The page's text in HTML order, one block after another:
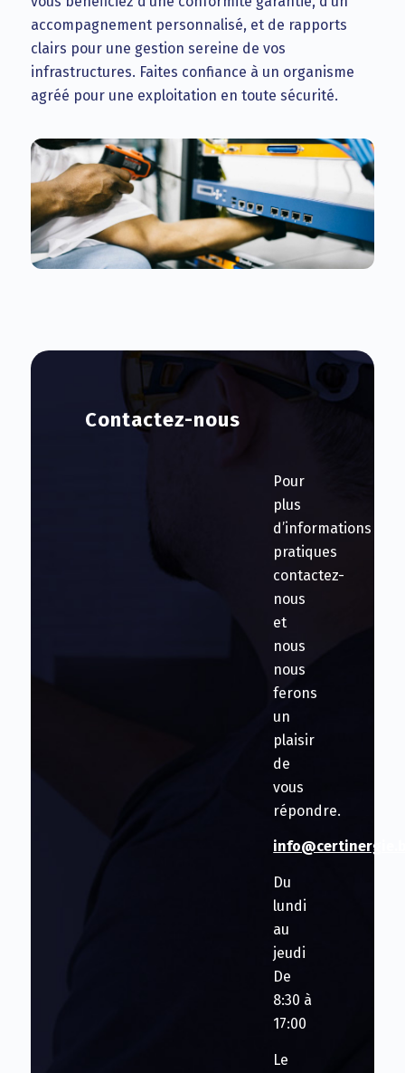
accompagnement personnalisé, et de rapports
clairs pour une gestion sereine de vos
infrastructures. Faites confiance à un organisme
agréé pour une exploitation en toute sécurité.
Contactez-nous
Pour
plus
d’informations
pratiques
contactez-
nous
et
nous
nous
ferons
un
plaisir
de
vous
répondre.
Du
lundi
au
jeudi
De
8:30 à
17:00
Le